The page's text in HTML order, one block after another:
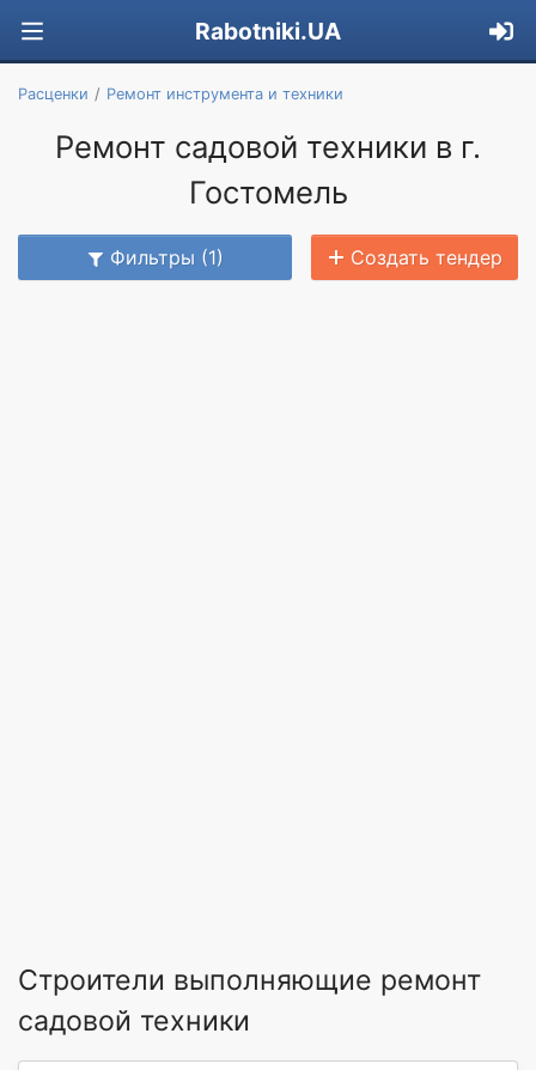
Rabotniki.UA
Расценки Ремонт инструмента и техники
Ремонт садовой техники в г.
Гостомель
Фильтры (1) Создать тендер
Строители выполняющие ремонт
садовой техники